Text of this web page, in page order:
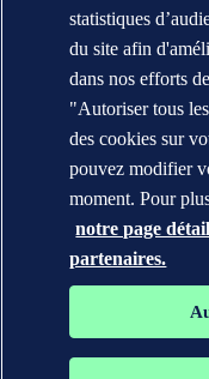
statistiques
du site afin
dans nos efforts
"Autoriser tous
des cookies sur
pouvez modifier
moment. Pour
notre page
partenaires.